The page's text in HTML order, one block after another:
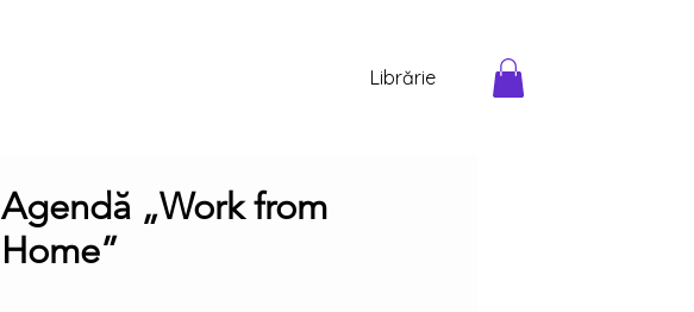
Librărie
Agendă „Work from
Home”